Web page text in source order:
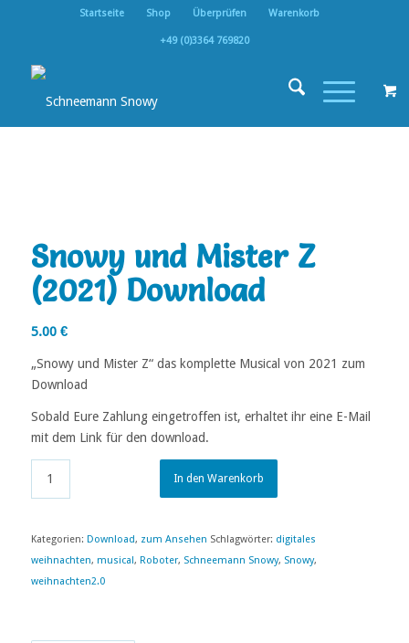
Startseite Shop Überprüfen Warenkorb
+49 (0)3364 769820
Snowy und Mister Z
(2021) Download
5.00 €
„Snowy und Mister Z“ das komplette Musical von 2021 zum
Download
Sobald Eure Zahlung eingetroffen ist, erhaltet ihr eine E-Mail
mit dem Link für den download.
In den Warenkorb
Kategorien: Download, zum Ansehen Schlagwörter: digitales
weihnachten, musical, Roboter, Schneemann Snowy, Snowy,
weihnachten2.0